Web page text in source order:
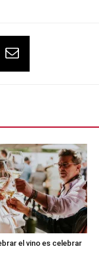
el vino es celebrar